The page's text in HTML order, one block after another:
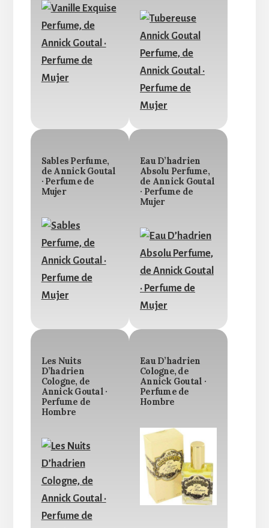
Sables Perfume,
de Annick Goutal
· Perfume de
Mujer
Eau D’hadrien
Absolu Perfume,
de Annick Goutal
· Perfume de
Mujer
Les Nuits
D’hadrien
Cologne, de
Annick Goutal ·
Perfume de
Hombre
Eau D’hadrien
Cologne, de
Annick Goutal ·
Perfume de
Hombre